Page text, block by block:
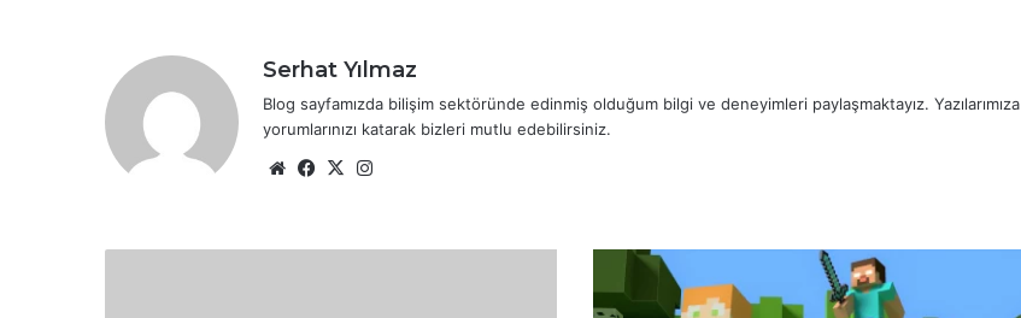
Serhat Yılmaz
Blog sayfamızda bilişim sektöründe edinmiş olduğum bilgi ve deneyimleri paylaşmaktayız. Yazılarımıza
yorumlarınızı katarak bizleri mutlu edebilirsiniz.
We
esi
Fa
ok
X
m
n